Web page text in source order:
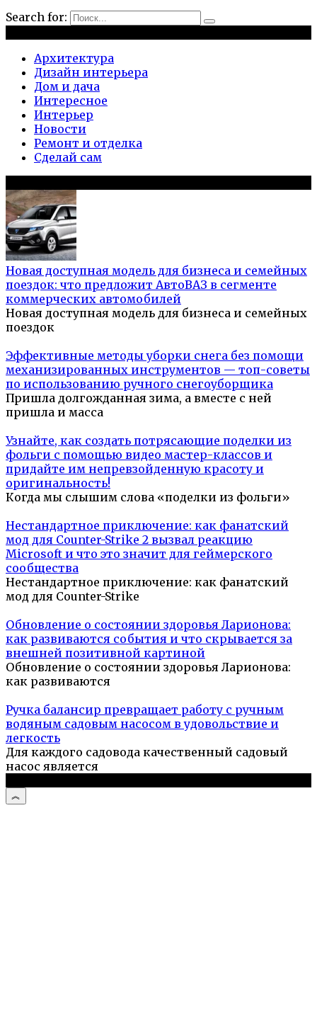
Search for:
Архитектура
Дизайн интерьера
Дом и дача
Интересное
Интерьер
Новости
Ремонт и отделка
Сделай сам
Новая доступная модель для бизнеса и семейных
поездок: что предложит АвтоВАЗ в сегменте
коммерческих автомобилей
Новая доступная модель для бизнеса и семейных
поездок
Эффективные методы уборки снега без помощи
механизированных инструментов — топ-советы
по использованию ручного снегоуборщика
Пришла долгожданная зима, а вместе с ней
пришла и масса
Узнайте, как создать потрясающие поделки из
фольги с помощью видео мастер-классов и
придайте им непревзойденную красоту и
оригинальность!
Когда мы слышим слова «поделки из фольги»
Нестандартное приключение: как фанатский
мод для Counter-Strike 2 вызвал реакцию
Microsoft и что это значит для геймерского
сообщества
Нестандартное приключение: как фанатский
мод для Counter-Strike
Обновление о состоянии здоровья Ларионова:
как развиваются события и что скрывается за
внешней позитивной картиной
Обновление о состоянии здоровья Ларионова:
как развиваются
Ручка балансир превращает работу с ручным
водяным садовым насосом в удовольствие и
легкость
Для каждого садовода качественный садовый
насос является